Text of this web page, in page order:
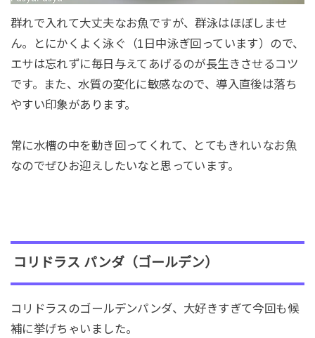
群れで入れて大丈夫なお魚ですが、群泳はほぼしませ
ん。とにかくよく泳ぐ（1日中泳ぎ回っています）ので、
エサは忘れずに毎日与えてあげるのが長生きさせるコツ
です。また、水質の変化に敏感なので、導入直後は落ち
やすい印象があります。
常に水槽の中を動き回ってくれて、とてもきれいなお魚
なのでぜひお迎えしたいなと思っています。
コリドラス パンダ（ゴールデン）
コリドラスのゴールデンパンダ、大好きすぎて今回も候
補に挙げちゃいました。